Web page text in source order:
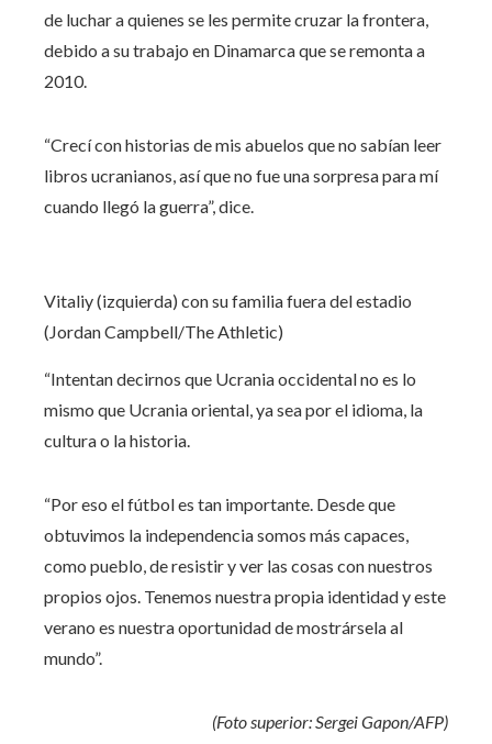
de luchar a quienes se les permite cruzar la frontera,
debido a su trabajo en Dinamarca que se remonta a
2010.
“Crecí con historias de mis abuelos que no sabían leer
libros ucranianos, así que no fue una sorpresa para mí
cuando llegó la guerra”, dice.
Vitaliy (izquierda) con su familia fuera del estadio
(Jordan Campbell/The Athletic)
“Intentan decirnos que Ucrania occidental no es lo
mismo que Ucrania oriental, ya sea por el idioma, la
cultura o la historia.
“Por eso el fútbol es tan importante. Desde que
obtuvimos la independencia somos más capaces,
como pueblo, de resistir y ver las cosas con nuestros
propios ojos. Tenemos nuestra propia identidad y este
verano es nuestra oportunidad de mostrársela al
mundo”.
(Foto superior: Sergei Gapon/AFP)